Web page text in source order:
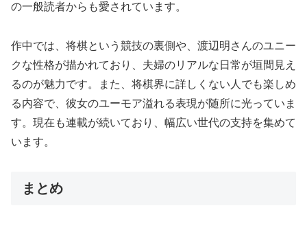
の一般読者からも愛されています。
作中では、将棋という競技の裏側や、渡辺明さんのユニー
クな性格が描かれており、夫婦のリアルな日常が垣間見え
るのが魅力です。また、将棋界に詳しくない人でも楽しめ
る内容で、彼女のユーモア溢れる表現が随所に光っていま
す。現在も連載が続いており、幅広い世代の支持を集めて
います。
まとめ